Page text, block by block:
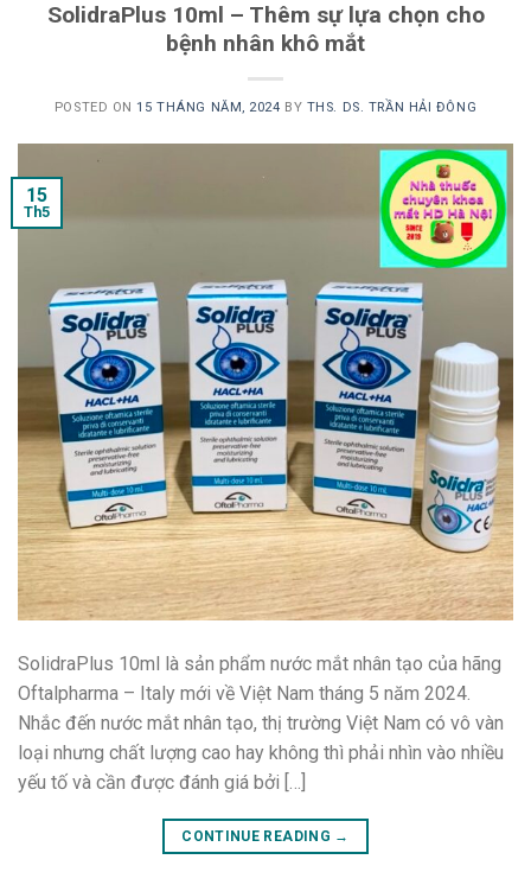
SolidraPlus 10ml – Thêm sự lựa chọn cho
bệnh nhân khô mắt
POSTED ON15 THÁNG NĂM, 2024 BY THS. DS. TRẦN HẢI ĐÔNG
15
Th5
SolidraPlus 10ml là sản phẩm nước mắt nhân tạo của hãng
Oftalpharma – Italy mới về Việt Nam tháng 5 năm 2024.
Nhắc đến nước mắt nhân tạo, thị trường Việt Nam có vô vàn
loại nhưng chất lượng cao hay không thì phải nhìn vào nhiều
yếu tố và cần được đánh giá bởi […]
CONTINUE READING →